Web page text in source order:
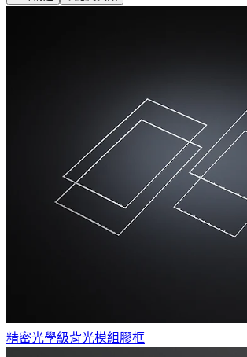
精密光學級背光模組膠框